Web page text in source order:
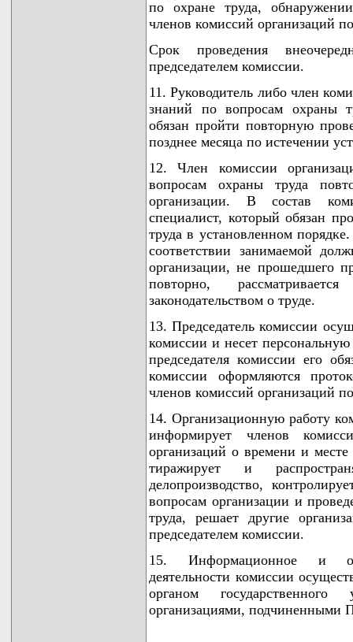
по охране труда,
членов комиссий организаций
Срок проведения
председателем комиссии.
11. Руководитель либо член
знаний по вопросам охраны
обязан пройти повторную
позднее месяца по истечении
12. Член комиссии
вопросам охраны труда
организации. В состав
специалист, который обязан
труда в установленном
соответствии занимаемой
организации, не прошедшего
повторно,
законодательством о труде.
13. Председатель комиссии
комиссии и несет персональную
председателя комиссии его
комиссии оформляются
членов комиссий организаций
14. Организационную работу
информирует членов
организаций о времени и месте
тиражирует и
делопроизводство,
вопросам организации и
труда, решает другие
председателем комиссии.
15. Информационное и
деятельности комиссии
органом
организациями, подчиненными